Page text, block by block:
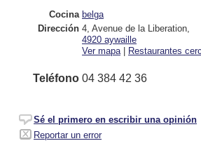
Cocina belga
Dirección 4, Avenue de la Liberation
4920 aywaille
Ver mapa | Restaurantes
Teléfono 04 384 42 36
Sé el primero en escribir una opinión
Reportar un error